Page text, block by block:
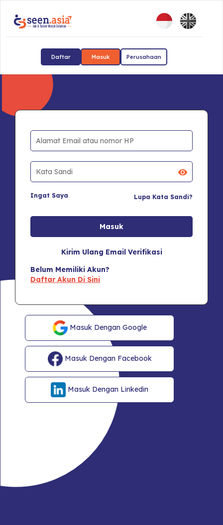
Daftar Masuk Perusahaan
Ingat Saya Lupa Kata Sandi?
Kirim Ulang Email Verifikasi
Belum Memiliki Akun?
Daftar Akun Di Sini
Masuk Dengan Google
Masuk Dengan Facebook
Masuk Dengan Linkedin